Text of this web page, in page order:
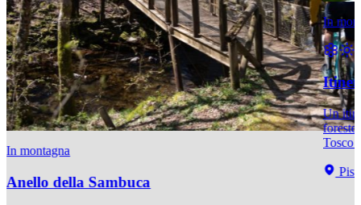
In montagna
Anello della Sambuca
In
Un
foreste
Tosco